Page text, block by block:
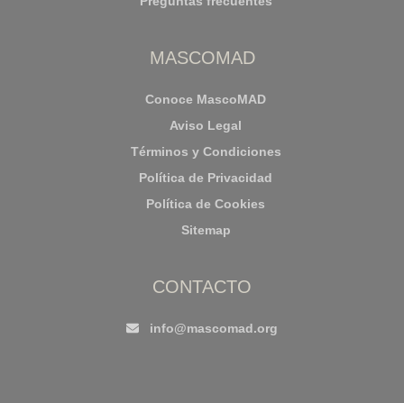
MASCOMAD
Conoce MascoMAD
Aviso Legal
Términos y Condiciones
Política de Privacidad
Política de Cookies
Sitemap
CONTACTO
info@mascomad.org